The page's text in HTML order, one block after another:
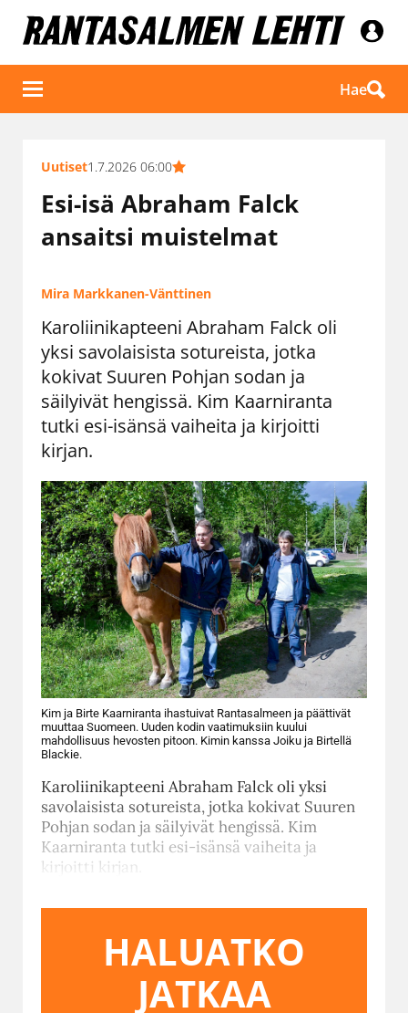
Hae
Uutiset1.7.2026 06:00
Esi-isä Abraham Falck
ansaitsi muistelmat
Mira Markkanen-Vänttinen
Karoliinikapteeni Abraham Falck oli
yksi savolaisista sotureista, jotka
kokivat Suuren Pohjan sodan ja
säilyivät hengissä. Kim Kaarniranta
tutki esi-isänsä vaiheita ja kirjoitti
kirjan.
Kim ja Birte Kaarniranta ihastuivat Rantasalmeen ja päättivät
muuttaa Suomeen. Uuden kodin vaatimuksiin kuului
mahdollisuus hevosten pitoon. Kimin kanssa Joiku ja Birtellä
Blackie.
Karoliinikapteeni Abraham Falck oli yksi
savolaisista sotureista, jotka kokivat Suuren
Pohjan sodan ja säilyivät hengissä. Kim
Kaarniranta tutki esi-isänsä vaiheita ja
kirjoitti kirjan.
HALUATKO
JATKAA